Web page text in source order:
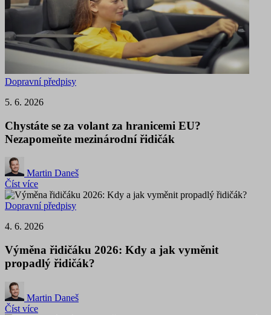
Dopravní předpisy
5. 6. 2026
Chystáte se za volant za hranicemi EU?
Nezapomeňte mezinárodní řidičák
Martin Daneš
Číst více
Dopravní předpisy
4. 6. 2026
Výměna řidičáku 2026: Kdy a jak vyměnit
propadlý řidičák?
Martin Daneš
Číst více